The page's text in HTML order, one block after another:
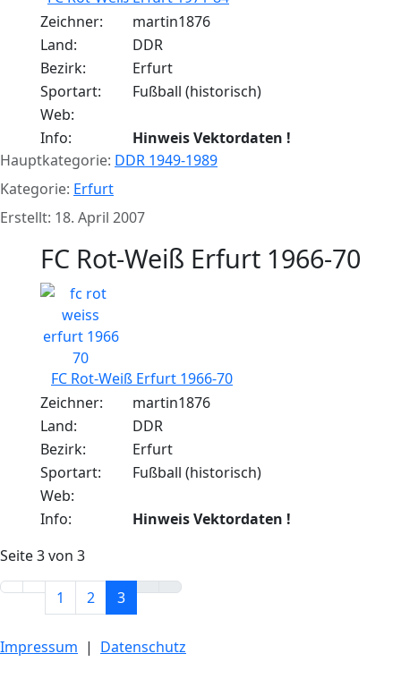
Zeichner:
martin1876
Land:
DDR
Bezirk:
Erfurt
Sportart:
Fußball (historisch)
Web:
Info:
Hinweis Vektordaten !
Hauptkategorie: DDR 1949-1989
Kategorie: Erfurt
Erstellt: 18. April 2007
FC Rot-Weiß Erfurt 1966-70
FC Rot-Weiß Erfurt 1966-70
Zeichner:
martin1876
Land:
DDR
Bezirk:
Erfurt
Sportart:
Fußball (historisch)
Web:
Info:
Hinweis Vektordaten !
Seite 3 von 3
1 2 3
Impressum | Datenschutz